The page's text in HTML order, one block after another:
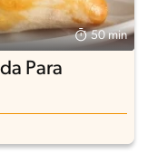
50 min
Para